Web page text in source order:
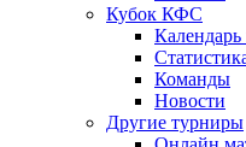
Кубок КФС
Календарь
Команды
Новости
Другие турниры